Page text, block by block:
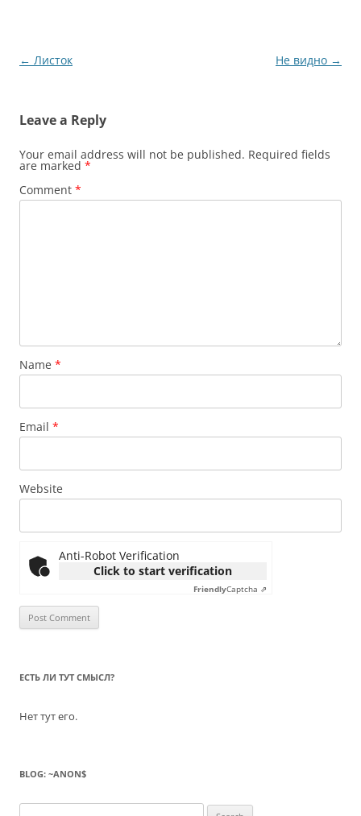
Post
← Листок Не видно →
Leave a Reply
Your email address will not be published. Required fields
are marked *
Comment *
Name *
Email *
Website
Anti-Robot Verification
Click to start verification
FriendlyCaptcha ⇗
ЕСТЬ ЛИ ТУТ СМЫСЛ?
Нет тут его.
BLOG: ~ANON$